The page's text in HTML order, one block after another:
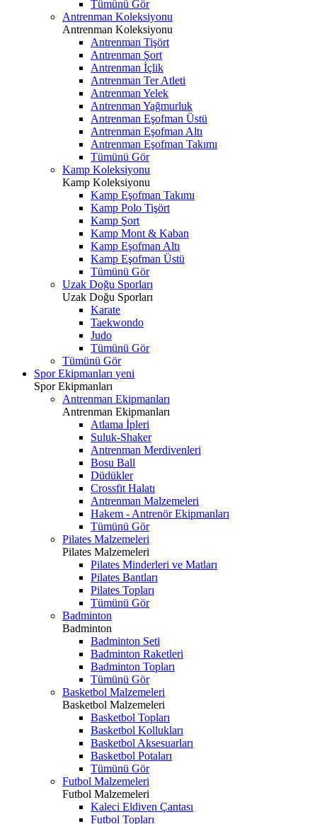
Tümünü Gör
Antrenman Koleksiyonu
Antrenman Koleksiyonu
Antrenman Tişört
Antrenman Şort
Antrenman İçlik
Antrenman Ter Atleti
Antrenman Yelek
Antrenman Yağmurluk
Antrenman Eşofman Üstü
Antrenman Eşofman Altı
Antrenman Eşofman Takımı
Tümünü Gör
Kamp Koleksiyonu
Kamp Koleksiyonu
Kamp Eşofman Takımı
Kamp Polo Tişört
Kamp Şort
Kamp Mont & Kaban
Kamp Eşofman Altı
Kamp Eşofman Üstü
Tümünü Gör
Uzak Doğu Sporları
Uzak Doğu Sporları
Karate
Taekwondo
Judo
Tümünü Gör
Tümünü Gör
Spor Ekipmanları yeni
Spor Ekipmanları
Antrenman Ekipmanları
Antrenman Ekipmanları
Atlama İpleri
Suluk-Shaker
Antrenman Merdivenleri
Bosu Ball
Düdükler
Crossfit Halatı
Antrenman Malzemeleri
Hakem - Antrenör Ekipmanları
Tümünü Gör
Pilates Malzemeleri
Pilates Malzemeleri
Pilates Minderleri ve Matları
Pilates Bantları
Pilates Topları
Tümünü Gör
Badminton
Badminton
Badminton Seti
Badminton Raketleri
Badminton Topları
Tümünü Gör
Basketbol Malzemeleri
Basketbol Malzemeleri
Basketbol Topları
Basketbol Kollukları
Basketbol Aksesuarları
Basketbol Potaları
Tümünü Gör
Futbol Malzemeleri
Futbol Malzemeleri
Kaleci Eldiven Çantası
Futbol Topları